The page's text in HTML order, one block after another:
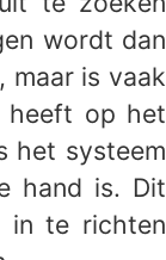
wordt dan
maar is vaak
heeft op het
het systeem
hand is. Dit
in te richten